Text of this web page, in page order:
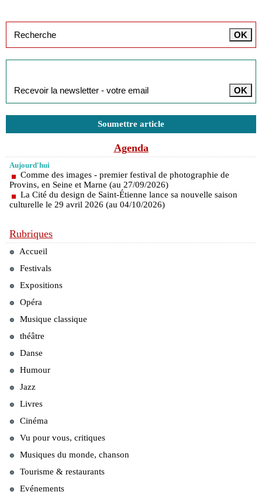
Soumettre article
Agenda
Aujourd'hui
Comme des images - premier festival de photographie de
Provins, en Seine et Marne (au 27/09/2026)
La Cité du design de Saint-Étienne lance sa nouvelle saison
culturelle le 29 avril 2026 (au 04/10/2026)
Rubriques
Accueil
Festivals
Expositions
Opéra
Musique classique
théâtre
Danse
Humour
Jazz
Livres
Cinéma
Vu pour vous, critiques
Musiques du monde, chanson
Tourisme & restaurants
Evénements